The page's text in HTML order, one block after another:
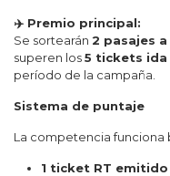
✈️ Premio principal:
Se sortearán 2 pasajes a
superen los5 tickets ida
período de la campaña.
Sistema de puntaje
La competencia funciona
1 ticket RT emitido